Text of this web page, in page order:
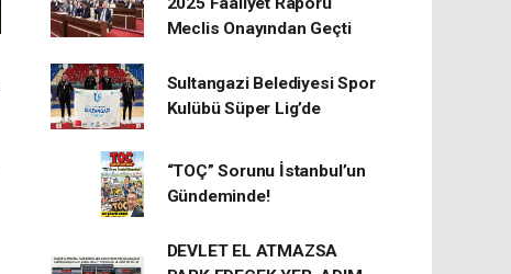
Meclis Onayından Geçti
Sultangazi Belediyesi Spor
Kulübü Süper Lig’de
“TOÇ” Sorunu İstanbul’un
Gündeminde!
DEVLET EL ATMAZSA